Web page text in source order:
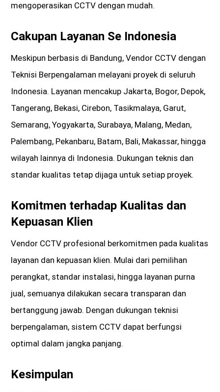
mengoperasikan CCTV dengan mudah.
Cakupan Layanan Se Indonesia
Meskipun berbasis di Bandung, Vendor CCTV dengan
Teknisi Berpengalaman melayani proyek di seluruh
Indonesia. Layanan mencakup Jakarta, Bogor, Depok,
Tangerang, Bekasi, Cirebon, Tasikmalaya, Garut,
Semarang, Yogyakarta, Surabaya, Malang, Medan,
Palembang, Pekanbaru, Batam, Bali, Makassar, hingga
wilayah lainnya di Indonesia. Dukungan teknis dan
standar kualitas tetap dijaga untuk setiap proyek.
Komitmen terhadap Kualitas dan
Kepuasan Klien
Vendor CCTV profesional berkomitmen pada kualitas
layanan dan kepuasan klien. Mulai dari pemilihan
perangkat, standar instalasi, hingga layanan purna
jual, semuanya dilakukan secara transparan dan
bertanggung jawab. Dengan dukungan teknisi
berpengalaman, sistem CCTV dapat berfungsi
optimal dalam jangka panjang.
Kesimpulan